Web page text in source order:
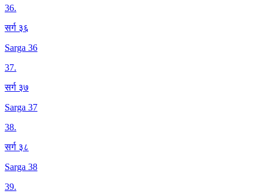
36.
सर्ग ३६
Sarga 36
37.
सर्ग ३७
Sarga 37
38.
सर्ग ३८
Sarga 38
39.